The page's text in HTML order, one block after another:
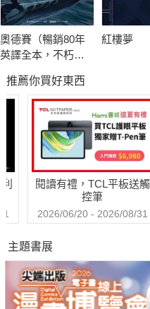
奧德賽（暢銷80年
英譯全本，不朽中
紅樓夢
推薦你買好東西
閱讀有禮，TCL平板送觸
控筆
2026/06/20 - 2026/08/31
主題書展